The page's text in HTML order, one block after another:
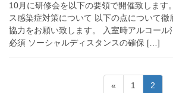
10月に研修会を以下の要領で開催致します
ス感染症対策について 以下の点について徹
協力をお願い致します。 入室時アルコール
必須 ソーシャルディスタンスの確保 […]
«
固1
固
2